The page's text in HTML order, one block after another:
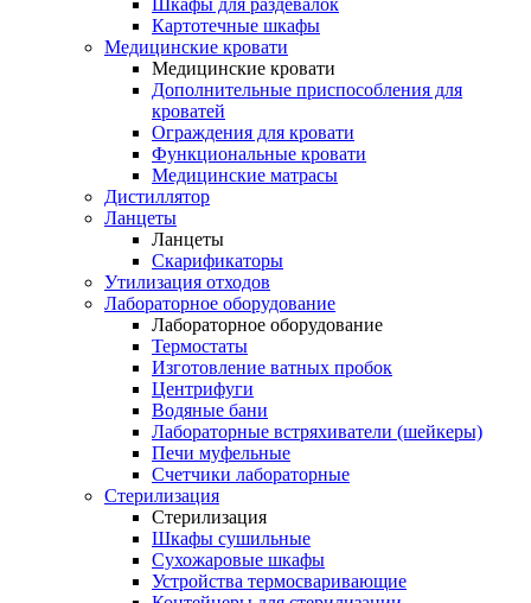
Шкафы для раздевалок
Картотечные шкафы
Медицинские кровати
Медицинские кровати
Дополнительные приспособления для
кроватей
Ограждения для кровати
Функциональные кровати
Медицинские матрасы
Дистиллятор
Ланцеты
Ланцеты
Скарификаторы
Утилизация отходов
Лабораторное оборудование
Лабораторное оборудование
Термостаты
Изготовление ватных пробок
Центрифуги
Водяные бани
Лабораторные встряхиватели (шейкеры)
Печи муфельные
Счетчики лабораторные
Стерилизация
Стерилизация
Шкафы сушильные
Сухожаровые шкафы
Устройства термосваривающие